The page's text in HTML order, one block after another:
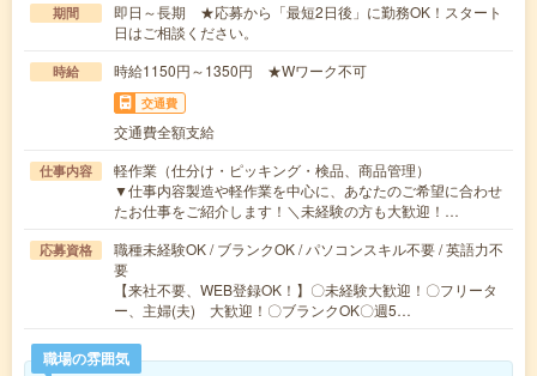
期間
即日～長期 ★応募から「最短2日後」に勤務OK！スタート
日はご相談ください。
時給 時給1150円～1350円 ★Wワーク不可
交通費
交通費全額支給
仕事内容
軽作業（仕分け・ピッキング・検品、商品管理）
▼仕事内容製造や軽作業を中心に、あなたのご希望に合わせ
たお仕事をご紹介します！＼未経験の方も大歓迎！…
応募資格
職種未経験OK / ブランクOK / パソコンスキル不要 / 英語力不
要
【来社不要、WEB登録OK！】〇未経験大歓迎！〇フリータ
ー、主婦(夫) 大歓迎！〇ブランクOK〇週5…
職場の雰囲気